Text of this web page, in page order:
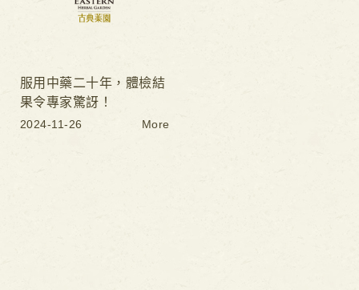
服用中藥二十年，體檢結
果令專家驚訝！
2024-11-26 More